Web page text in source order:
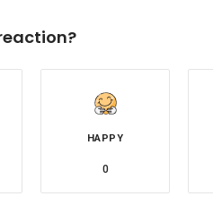
HAPPY
0